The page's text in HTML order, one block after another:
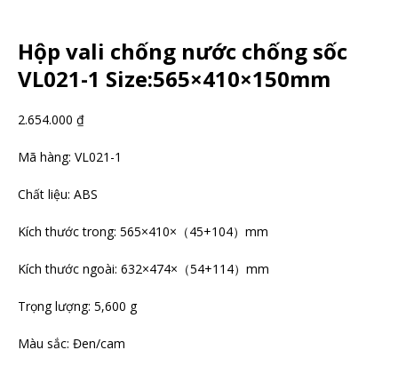
Hộp vali chống nước chống sốc
VL021-1 Size:565×410×150mm
2.654.000 ₫
Mã hàng: VL021-1
Chất liệu: ABS
Kích thước trong: 565×410×（45+104）mm
Kích thước ngoài: 632×474×（54+114）mm
Trọng lượng: 5,600 g
Màu sắc: Đen/cam